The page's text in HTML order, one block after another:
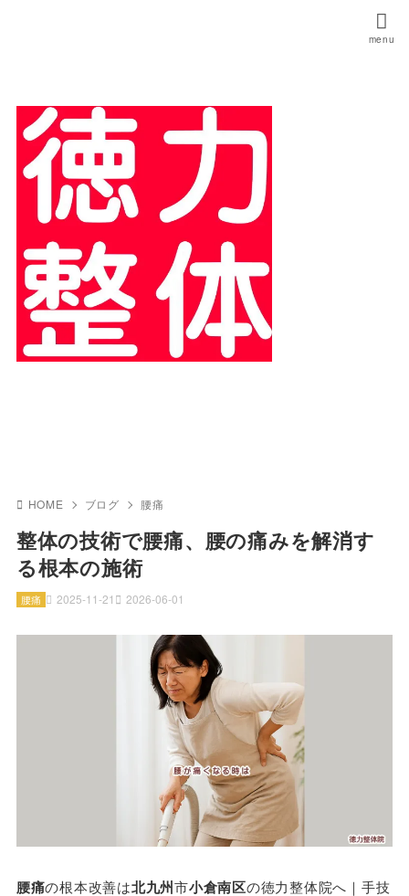
HOME ブログ 腰痛
整体の技術で腰痛、腰の痛みを解消す
る根本の施術
2025-11-21 2026-06-01
腰痛
腰痛の根本改善は北九州市小倉南区の徳力整体院へ｜手技